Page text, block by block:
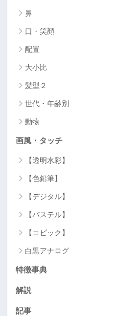
鼻
口・笑顔
配置
大小比
髪型２
世代・年齢別
動物
画風・タッチ
【透明水彩】
【色鉛筆】
【デジタル】
【パステル】
【コピック】
白黒アナログ
特徴事典
解説
記事